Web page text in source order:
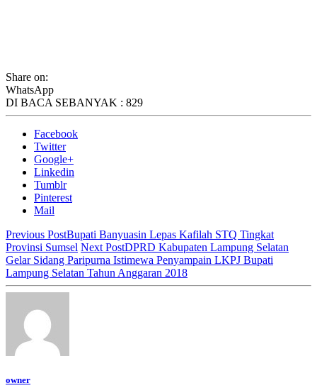
Share on:
WhatsApp
DI BACA SEBANYAK : 829
Facebook
Twitter
Google+
Linkedin
Tumblr
Pinterest
Mail
Previous PostBupati Banyuasin Lepas Kafilah STQ Tingkat
Provinsi Sumsel Next PostDPRD Kabupaten Lampung Selatan
Gelar Sidang Paripurna Istimewa Penyampain LKPJ Bupati
Lampung Selatan Tahun Anggaran 2018
owner